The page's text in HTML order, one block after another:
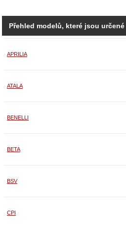
Přehled modelů, které jsou
APRILIA
ATALA
BENELLI
BETA
BSV
CPI